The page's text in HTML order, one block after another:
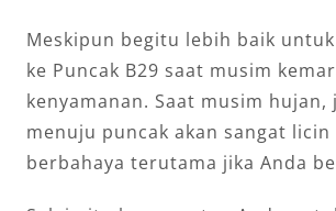
Meskipun begitu lebih baik
ke Puncak B29 saat musim
kenyamanan. Saat musim hujan,
menuju puncak akan sangat licin
berbahaya terutama jika Anda